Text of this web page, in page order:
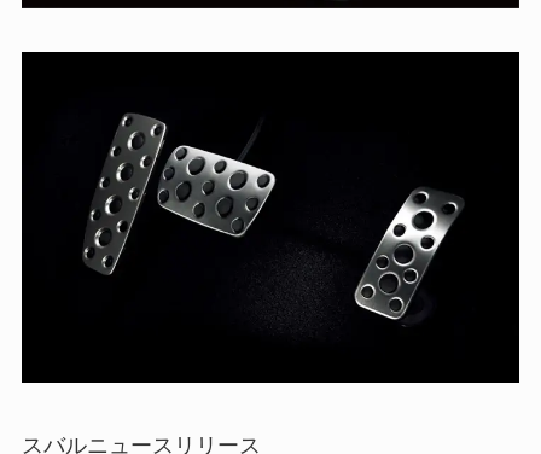
スバルニュースリリース